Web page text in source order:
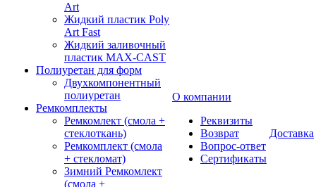
Art
Жидкий пластик Poly
Art Fast
Жидкий заливочный
пластик MAX-CAST
Полиуретан для форм
Двухкомпонентный
полиуретан
Ремкомплекты
Ремкомлект (смола +
стеклоткань)
Ремкомплект (смола
+ стекломат)
Зимний Ремкомлект
(смола +
О компании
Реквизиты
Возврат
Вопрос-ответ
Сертификаты
Доставка